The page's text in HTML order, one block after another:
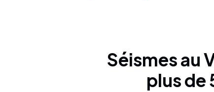
Séismes au
plus de